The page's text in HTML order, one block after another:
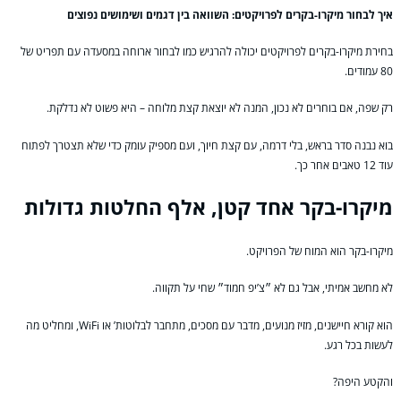
איך לבחור מיקרו-בקרים לפרויקטים: השוואה בין דגמים ושימושים נפוצים
בחירת מיקרו-בקרים לפרויקטים יכולה להרגיש כמו לבחור ארוחה במסעדה עם תפריט של
80 עמודים.
רק שפה, אם בוחרים לא נכון, המנה לא יוצאת קצת מלוחה – היא פשוט לא נדלקת.
בוא נבנה סדר בראש, בלי דרמה, עם קצת חיוך, ועם מספיק עומק כדי שלא תצטרך לפתוח
עוד 12 טאבים אחר כך.
מיקרו-בקר אחד קטן, אלף החלטות גדולות
מיקרו-בקר הוא המוח של הפרויקט.
לא מחשב אמיתי, אבל גם לא ״צ’יפ חמוד״ שחי על תקווה.
הוא קורא חיישנים, מזיז מנועים, מדבר עם מסכים, מתחבר לבלוטות’ או WiFi, ומחליט מה
לעשות בכל רגע.
והקטע היפה?